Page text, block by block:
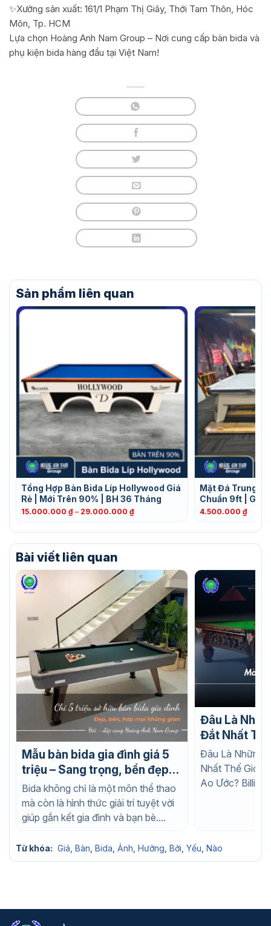
✨Xưởng sản xuất: 161/1 Phạm Thị Giây, Thới Tam Thôn, Hóc
Môn, Tp. HCM
Lựa chọn Hoàng Anh Nam Group – Nơi cung cấp bàn bida và
phụ kiện bida hàng đầu tại Việt Nam!
Sản phẩm liên quan
Tổng Hợp Bàn Bida Líp Hollywood Giá
Rẻ | Mới Trên 90% | BH 36 Tháng
15.000.000 ₫ – 29.000.000 ₫Khoảng
từ
Mặt Đá Trung
Chuẩn 9ft | Giá
4.500.000₫
Bài viết liên quan
Mẫu bàn bida gia đình giá 5
triệu – Sang trọng, bền đẹp,
phù hợp mọi không gian
Bida không chỉ là một môn thể thao
mà còn là hình thức giải trí tuyệt vời
giúp gắn kết gia đình và bạn bè....
Đâu Là
Đắt Nhất
Nào Cũng
Đâu Là Những
Nhất Thế Giới
Ao Ước?
Từ khóa: Giá Bàn Bida Ảnh Hưởng Bởi Yếu Nào